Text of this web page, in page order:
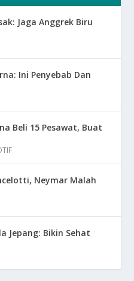
Jaga Anggrek Biru
Ini Penyebab Dan
Beli 15 Pesawat, Buat
Neymar Malah
Jepang: Bikin Sehat